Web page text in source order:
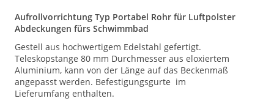
Aufrollvorrichtung Typ Portabel Rohr für Luftpolster
Abdeckungen fürs Schwimmbad
Gestell aus hochwertigem Edelstahl gefertigt.
Teleskopstange 80 mm Durchmesser aus eloxiertem
Aluminium, kann von der Länge auf das Beckenmaß
angepasst werden. Befestigungsgurte im
Lieferumfang enthalten.